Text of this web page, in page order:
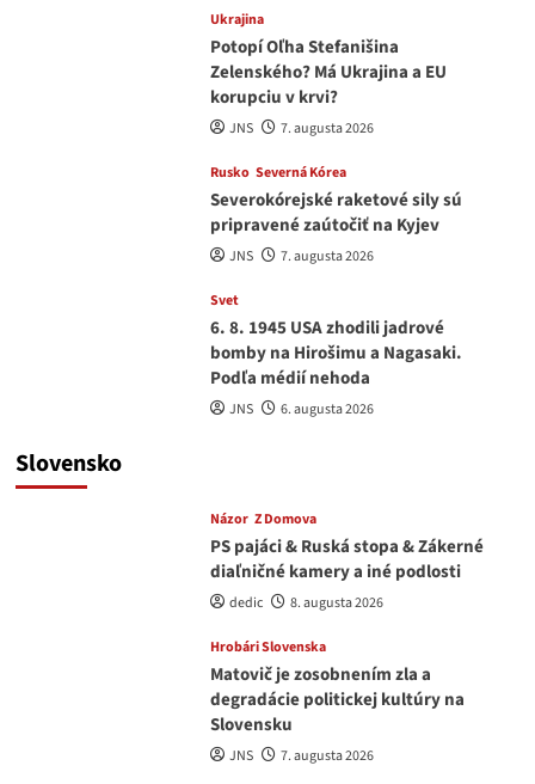
Ukrajina
Potopí Oľha Stefanišina
Zelenského? Má Ukrajina a EU
korupciu v krvi?
JNS 7. augusta 2026
Rusko Severná Kórea
Severokórejské raketové sily sú
pripravené zaútočiť na Kyjev
JNS 7. augusta 2026
Svet
6. 8. 1945 USA zhodili jadrové
bomby na Hirošimu a Nagasaki.
Podľa médií nehoda
JNS 6. augusta 2026
Slovensko
Názor Z Domova
PS pajáci & Ruská stopa & Zákerné
diaľničné kamery a iné podlosti
dedic 8. augusta 2026
Hrobári Slovenska
Matovič je zosobnením zla a
degradácie politickej kultúry na
Slovensku
JNS 7. augusta 2026